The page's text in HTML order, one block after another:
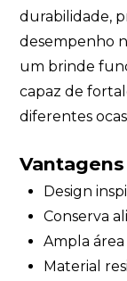
durabilidade,
desempenho
um brinde
capaz de
diferentes
Vantagens
Design
Conserva
Ampla
Material